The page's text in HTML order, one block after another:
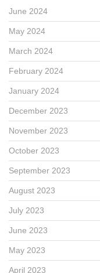
June 2024
May 2024
March 2024
February 2024
January 2024
December 2023
November 2023
October 2023
September 2023
August 2023
July 2023
June 2023
May 2023
April 2023